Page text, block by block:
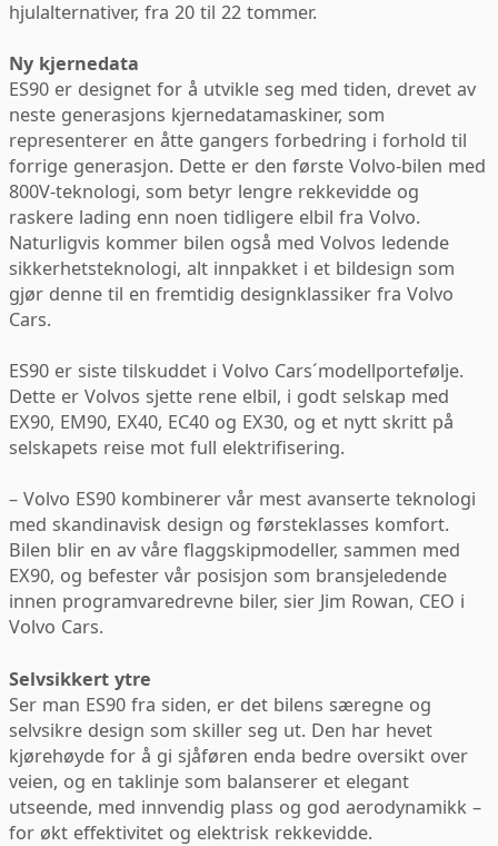
hjulalternativer, fra 20 til 22 tommer.
Ny kjernedata
ES90 er designet for å utvikle seg med tiden, drevet av
neste generasjons kjernedatamaskiner, som
representerer en åtte gangers forbedring i forhold til
forrige generasjon. Dette er den første Volvo-bilen med
800V-teknologi, som betyr lengre rekkevidde og
raskere lading enn noen tidligere elbil fra Volvo.
Naturligvis kommer bilen også med Volvos ledende
sikkerhetsteknologi, alt innpakket i et bildesign som
gjør denne til en fremtidig designklassiker fra Volvo
Cars.
ES90 er siste tilskuddet i Volvo Cars´modellportefølje.
Dette er Volvos sjette rene elbil, i godt selskap med
EX90, EM90, EX40, EC40 og EX30, og et nytt skritt på
selskapets reise mot full elektrifisering.
– Volvo ES90 kombinerer vår mest avanserte teknologi
med skandinavisk design og førsteklasses komfort.
Bilen blir en av våre flaggskipmodeller, sammen med
EX90, og befester vår posisjon som bransjeledende
innen programvaredrevne biler, sier Jim Rowan, CEO i
Volvo Cars.
Selvsikkert ytre
Ser man ES90 fra siden, er det bilens særegne og
selvsikre design som skiller seg ut. Den har hevet
kjørehøyde for å gi sjåføren enda bedre oversikt over
veien, og en taklinje som balanserer et elegant
utseende, med innvendig plass og god aerodynamikk –
for økt effektivitet og elektrisk rekkevidde.